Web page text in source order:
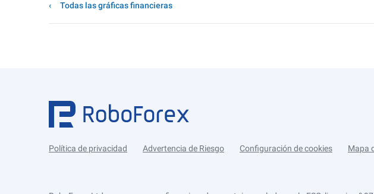
Todas las gráficas financieras
Política de privacidad Advertencia de Riesgo Configuración de cookies Mapa